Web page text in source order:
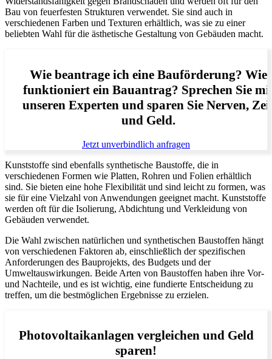
Bau von feuerfesten Strukturen verwendet. Sie sind auch in
verschiedenen Farben und Texturen erhältlich, was sie zu einer
beliebten Wahl für die ästhetische Gestaltung von Gebäuden macht.
Wie beantrage ich eine Bauförderung? Wie
funktioniert ein Bauantrag? Sprechen Sie
unseren Experten und sparen Sie Nerven,
und Geld.
Jetzt unverbindlich anfragen
Kunststoffe sind ebenfalls synthetische Baustoffe, die in
verschiedenen Formen wie Platten, Rohren und Folien erhältlich
sind. Sie bieten eine hohe Flexibilität und sind leicht zu formen, was
sie für eine Vielzahl von Anwendungen geeignet macht. Kunststoffe
werden oft für die Isolierung, Abdichtung und Verkleidung von
Gebäuden verwendet.
Die Wahl zwischen natürlichen und synthetischen Baustoffen hängt
von verschiedenen Faktoren ab, einschließlich der spezifischen
Anforderungen des Bauprojekts, des Budgets und der
Umweltauswirkungen. Beide Arten von Baustoffen haben ihre Vor-
und Nachteile, und es ist wichtig, eine fundierte Entscheidung zu
treffen, um die bestmöglichen Ergebnisse zu erzielen.
Photovoltaikanlagen vergleichen und Geld
sparen!